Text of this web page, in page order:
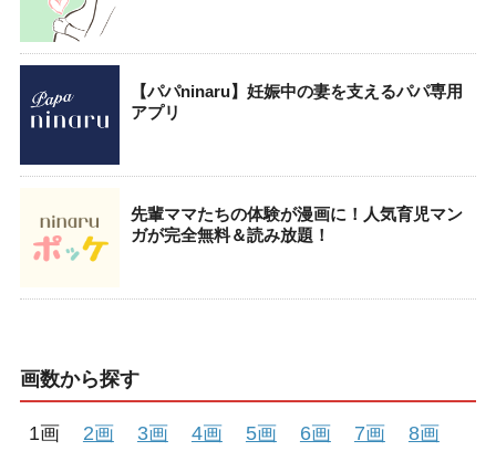
【パパninaru】妊娠中の妻を支えるパパ専用
アプリ
先輩ママたちの体験が漫画に！人気育児マン
ガが完全無料＆読み放題！
画数から探す
1画 2画 3画 4画 5画 6画 7画
8画